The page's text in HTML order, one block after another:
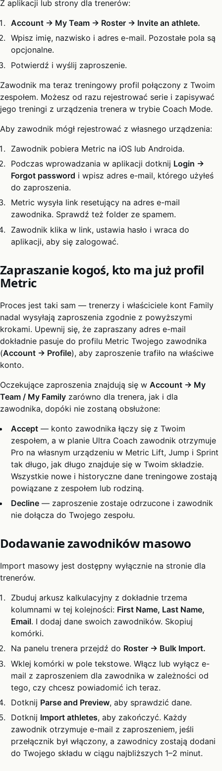
Z aplikacji lub strony dla trenerów:
Account → My Team → Roster → Invite an athlete.
Wpisz imię, nazwisko i adres e-mail. Pozostałe pola są
opcjonalne.
Potwierdź i wyślij zaproszenie.
Zawodnik ma teraz treningowy profil połączony z Twoim
zespołem. Możesz od razu rejestrować serie i zapisywać
jego treningi z urządzenia trenera w trybie Coach Mode.
Aby zawodnik mógł rejestrować z własnego urządzenia:
Zawodnik pobiera Metric na iOS lub Androida.
Podczas wprowadzania w aplikacji dotknij Login →
Forgot password i wpisz adres e-mail, którego użyłeś
do zaproszenia.
Metric wysyła link resetujący na adres e-mail
zawodnika. Sprawdź też folder ze spamem.
Zawodnik klika w link, ustawia hasło i wraca do
aplikacji, aby się zalogować.
Zapraszanie kogoś, kto ma już profil
Metric
Proces jest taki sam — trenerzy i właściciele kont Family
nadal wysyłają zaproszenia zgodnie z powyższymi
krokami. Upewnij się, że zapraszany adres e-mail
dokładnie pasuje do profilu Metric Twojego zawodnika
(Account → Profile), aby zaproszenie trafiło na właściwe
konto.
Oczekujące zaproszenia znajdują się w Account → My
Team / My Family zarówno dla trenera, jak i dla
zawodnika, dopóki nie zostaną obsłużone:
Accept — konto zawodnika łączy się z Twoim
zespołem, a w planie Ultra Coach zawodnik otrzymuje
Pro na własnym urządzeniu w Metric Lift, Jump i Sprint
tak długo, jak długo znajduje się w Twoim składzie.
Wszystkie nowe i historyczne dane treningowe zostają
powiązane z zespołem lub rodziną.
Decline — zaproszenie zostaje odrzucone i zawodnik
nie dołącza do Twojego zespołu.
Dodawanie zawodników masowo
Import masowy jest dostępny wyłącznie na stronie dla
trenerów.
Zbuduj arkusz kalkulacyjny z dokładnie trzema
kolumnami w tej kolejności: First Name, Last Name,
Email. I dodaj dane swoich zawodników. Skopiuj
komórki.
Na panelu trenera przejdź do Roster → Bulk Import.
Wklej komórki w pole tekstowe. Włącz lub wyłącz e-
mail z zaproszeniem dla zawodnika w zależności od
tego, czy chcesz powiadomić ich teraz.
Dotknij Parse and Preview, aby sprawdzić dane.
Dotknij Import athletes, aby zakończyć. Każdy
zawodnik otrzymuje e-mail z zaproszeniem, jeśli
przełącznik był włączony, a zawodnicy zostają dodani
do Twojego składu w ciągu najbliższych 1–2 minut.